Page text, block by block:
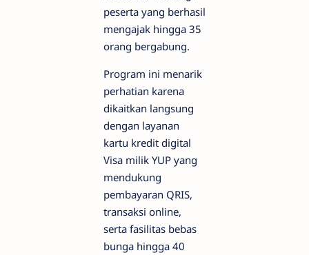
peserta yang berhasil
mengajak hingga 35
orang bergabung.
Program ini menarik
perhatian karena
dikaitkan langsung
dengan layanan
kartu kredit digital
Visa milik YUP yang
mendukung
pembayaran QRIS,
transaksi online,
serta fasilitas bebas
bunga hingga 40